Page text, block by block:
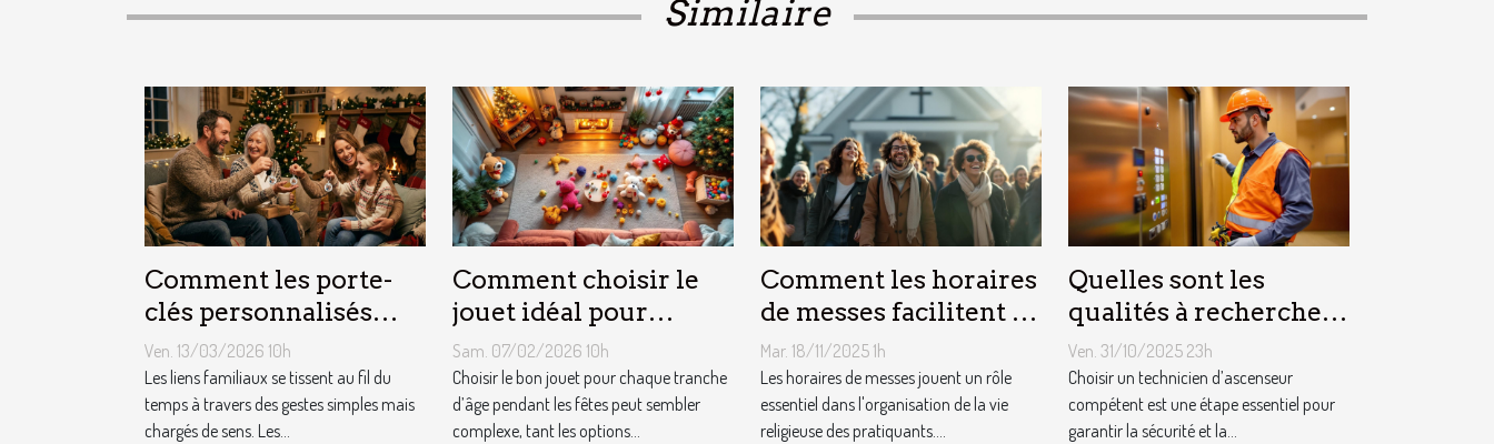
Similaire
Comment les porte-
clés personnalisés
peuvent renforcer les
liens familiaux ?
Ven. 13/03/2026 10h
Les liens familiaux se tissent au fil du
temps à travers des gestes simples mais
chargés de sens. Les...
Comment choisir le
jouet idéal pour
chaque âge lors des
fêtes ?
Sam. 07/02/2026 10h
Choisir le bon jouet pour chaque tranche
d’âge pendant les fêtes peut sembler
complexe, tant les options...
Comment les horaires
de messes facilitent la
vie des pratiquants ?
Mar. 18/11/2025 1h
Les horaires de messes jouent un rôle
essentiel dans l'organisation de la vie
religieuse des pratiquants....
Quelles sont les
qualités à rechercher
chez un technicien
d’ascenseur ?
Ven. 31/10/2025 23h
Choisir un technicien d’ascenseur
compétent est une étape essentiel pour
garantir la sécurité et la...